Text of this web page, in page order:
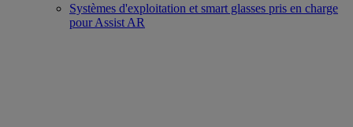
Systèmes d'exploitation et smart glasses pris en charge
pour Assist AR